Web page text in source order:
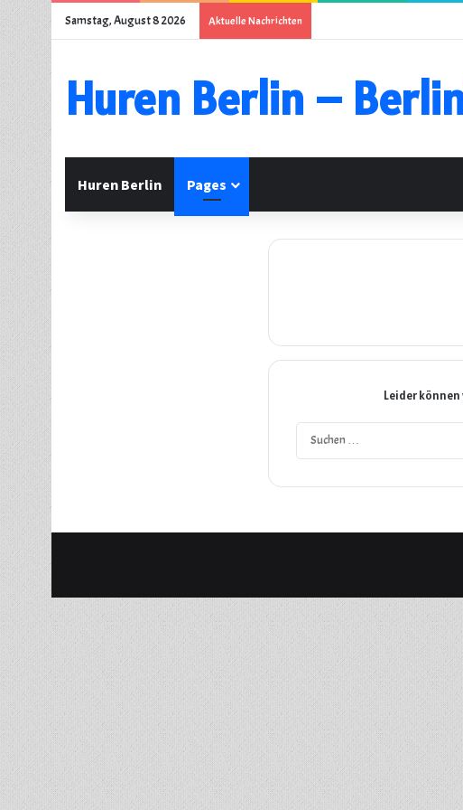
Samstag, August 8 2026 Aktuelle Nachrichten
Huren Berlin –
Huren Berlin Pages
Leider